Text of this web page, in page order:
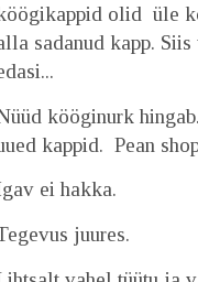
olid üle
sadanud kapp.
kööginurk
kappid. Pean
ei hakka.
juures.